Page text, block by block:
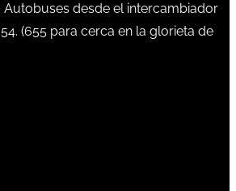
: Autobuses desde el intercambiador
. (655 para cerca en la glorieta de